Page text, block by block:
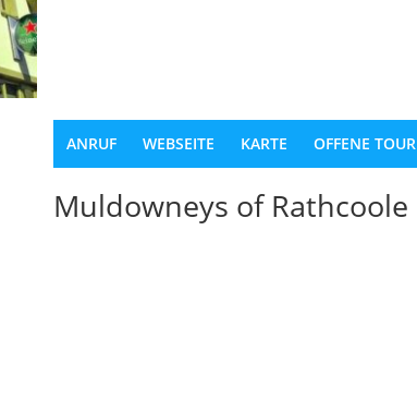
ANRUF WEBSEITE KARTE OFFENE TOUR
Muldowneys of Rathcoole